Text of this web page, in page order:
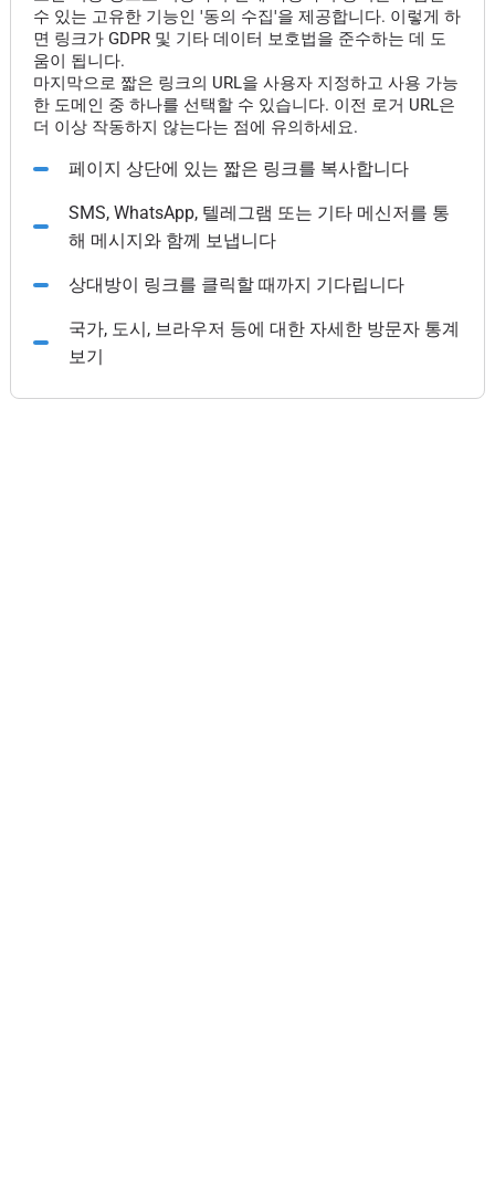
수 있는 고유한 기능인 '동의 수집'을 제공합니다. 이렇게 하
면 링크가 GDPR 및 기타 데이터 보호법을 준수하는 데 도
움이 됩니다.
마지막으로 짧은 링크의 URL을 사용자 지정하고 사용 가능
한 도메인 중 하나를 선택할 수 있습니다. 이전 로거 URL은
더 이상 작동하지 않는다는 점에 유의하세요.
페이지 상단에 있는 짧은 링크를 복사합니다
SMS, WhatsApp, 텔레그램 또는 기타 메신저를 통
해 메시지와 함께 보냅니다
상대방이 링크를 클릭할 때까지 기다립니다
국가, 도시, 브라우저 등에 대한 자세한 방문자 통계
보기